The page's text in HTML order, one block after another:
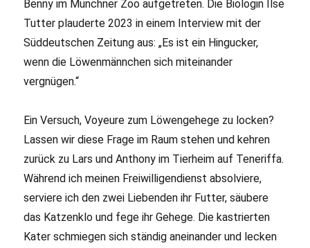
Benny im Münchner Zoo aufgetreten. Die Biologin Ilse
Tutter plauderte 2023 in einem Interview mit der
Süddeutschen Zeitung aus: „Es ist ein Hingucker,
wenn die Löwenmännchen sich miteinander
vergnügen.“
Ein Versuch, Voyeure zum Löwengehege zu locken?
Lassen wir diese Frage im Raum stehen und kehren
zurück zu Lars und Anthony im Tierheim auf Teneriffa.
Während ich meinen Freiwilligendienst absolviere,
serviere ich den zwei Liebenden ihr Futter, säubere
das Katzenklo und fege ihr Gehege. Die kastrierten
Kater schmiegen sich ständig aneinander und lecken